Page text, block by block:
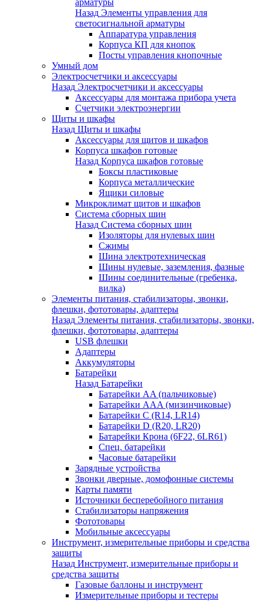
арматуры
Назад Элементы управления для
светосигнальной арматуры
Аппаратура управления
Корпуса КП для кнопок
Посты управления кнопочные
Умный дом
Электросчетчики и аксессуары
Назад Электросчетчики и аксессуары
Аксессуары для монтажа прибора учета
Счетчики электроэнергии
Щиты и шкафы
Назад Щиты и шкафы
Аксессуары для щитов и шкафов
Корпуса шкафов готовые
Назад Корпуса шкафов готовые
Боксы пластиковые
Корпуса металлические
Ящики силовые
Микроклимат щитов и шкафов
Система сборных шин
Назад Система сборных шин
Изоляторы для нулевых шин
Сжимы
Шина электротехническая
Шины нулевые, заземления, фазные
Шины соединительные (гребенка,
вилка)
Элементы питания, стабилизаторы, звонки,
флешки, фототовары, адаптеры
Назад Элементы питания, стабилизаторы, звонки,
флешки, фототовары, адаптеры
USB флешки
Адаптеры
Аккумуляторы
Батарейки
Назад Батарейки
Батарейки AA (пальчиковые)
Батарейки AAA (мизинчиковые)
Батарейки C (R14, LR14)
Батарейки D (R20, LR20)
Батарейки Крона (6F22, 6LR61)
Спец. батарейки
Часовые батарейки
Зарядные устройства
Звонки дверные, домофонные системы
Карты памяти
Источники бесперебойного питания
Стабилизаторы напряжения
Фототовары
Мобильные аксессуары
Инструмент, измерительные приборы и средства
защиты
Назад Инструмент, измерительные приборы и
средства защиты
Газовые баллоны и инструмент
Измерительные приборы и тестеры